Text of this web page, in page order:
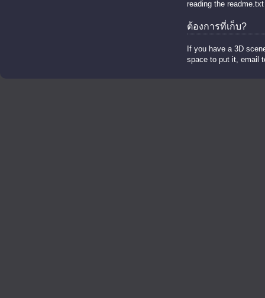
reading the
ต้องการที่เก็บ?
If you have a 3D
space to put it, email